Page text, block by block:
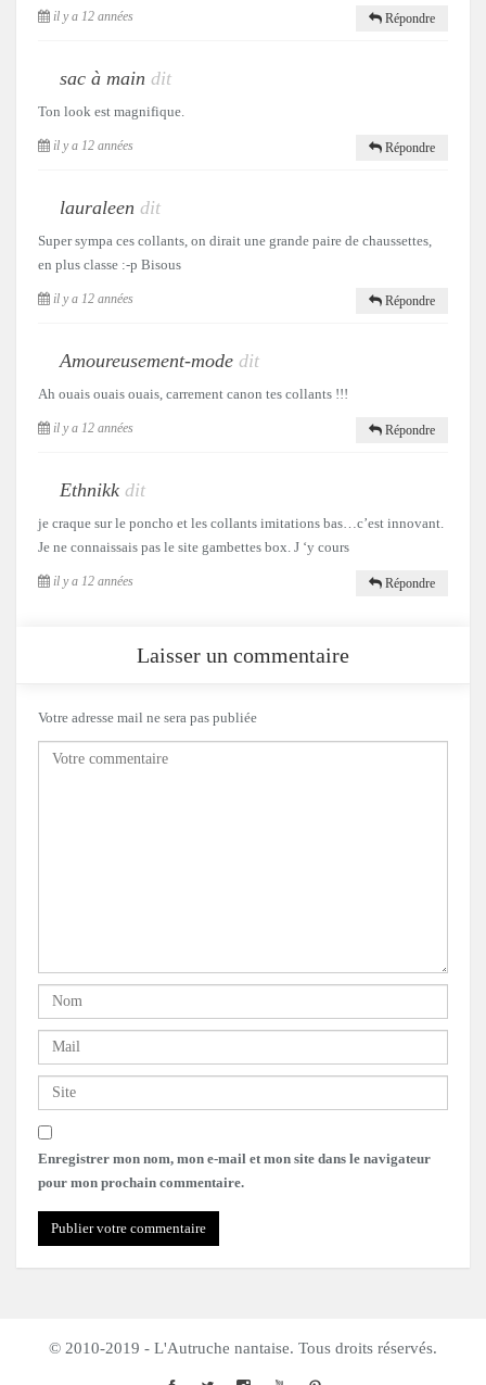
il y a 12 années Répondre
sac à main dit
Ton look est magnifique.
il y a 12 années Répondre
lauraleen dit
Super sympa ces collants, on dirait une grande paire de chaussettes,
en plus classe :-p Bisous
il y a 12 années Répondre
Amoureusement-mode dit
Ah ouais ouais ouais, carrement canon tes collants !!!
il y a 12 années Répondre
Ethnikk dit
je craque sur le poncho et les collants imitations bas…c’est innovant.
Je ne connaissais pas le site gambettes box. J ‘y cours
il y a 12 années Répondre
Laisser un commentaire
Votre adresse mail ne sera pas publiée
Enregistrer mon nom, mon e-mail et mon site dans le navigateur
pour mon prochain commentaire.
© 2010-2019 - L'Autruche nantaise. Tous droits réservés.